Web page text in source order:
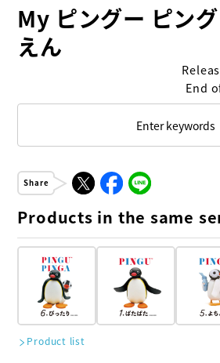
My ピングー ピン
えん
End
Enter keywords
Share
Products in the same
Product list